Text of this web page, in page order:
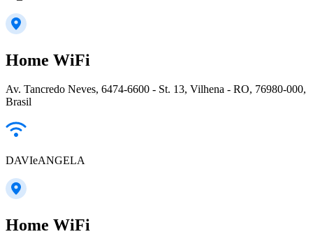
Home WiFi
Av. Tancredo Neves, 6474-6600 - St. 13, Vilhena - RO, 76980-000,
Brasil
DAVIeANGELA
Home WiFi